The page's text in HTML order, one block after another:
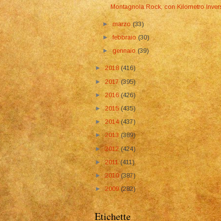
Montagnola Rock, con Kilometro
►marzo(33)
►febbraio(30)
►gennaio(39)
►2018(416)
►2017 (395)
►2016(426)
►2015(435)
►2014(437)
►2013(389)
►2012(424)
►2011(411)
►2010(387)
►2009(282)
Etichette